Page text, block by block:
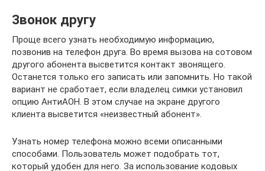
Звонок другу
Проще всего узнать необходимую информацию,
позвонив на телефон друга. Во время вызова на сотовом
другого абонента высветится контакт звонящего.
Останется только его записать или запомнить. Но такой
вариант не сработает, если владелец симки установил
опцию АнтиАОН. В этом случае на экране другого
клиента высветится «неизвестный абонент».
Узнать номер телефона можно всеми описанными
способами. Пользователь может подобрать тот,
который удобен для него. За использование кодовых